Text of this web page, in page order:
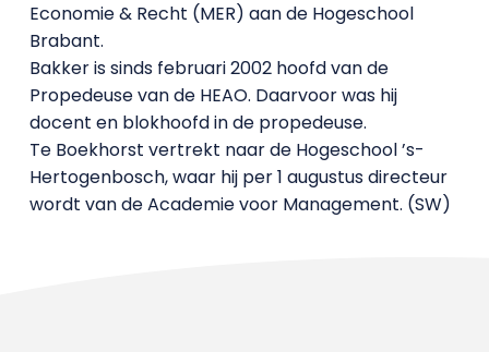
Economie & Recht (MER) aan de Hogeschool
Brabant.
Bakker is sinds februari 2002 hoofd van de
Propedeuse van de HEAO. Daarvoor was hij
docent en blokhoofd in de propedeuse.
Te Boekhorst vertrekt naar de Hogeschool ’s-
Hertogenbosch, waar hij per 1 augustus directeur
wordt van de Academie voor Management. (SW)